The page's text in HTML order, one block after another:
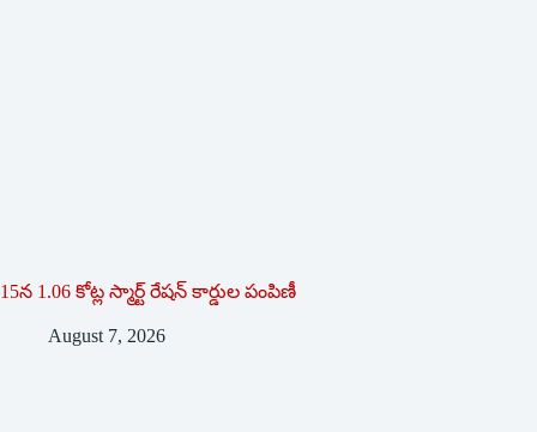
15న 1.06 కోట్ల స్మార్ట్ రేషన్ కార్డుల పంపిణీ
August 7, 2026